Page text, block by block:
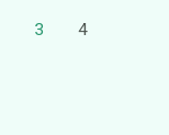
3 4